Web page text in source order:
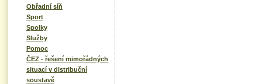
Obřadní síň
Sport
Spolky
Služby
Pomoc
ČEZ - řešení mimořádných
situací v distribuční
soustavě